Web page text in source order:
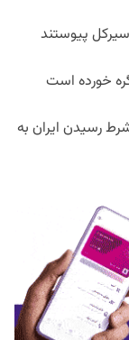
پیوستند
خورده است
رسیدن ایران به